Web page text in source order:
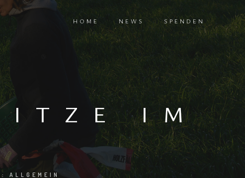
HOME NEWS SPENDEN
IM
ALLGEMEIN